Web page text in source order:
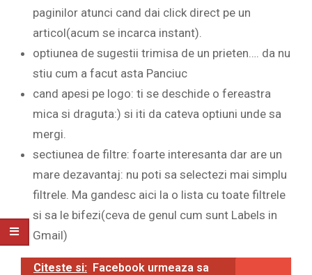
paginilor atunci cand dai click direct pe un
articol(acum se incarca instant).
optiunea de sugestii trimisa de un prieten…. da nu
stiu cum a facut asta Panciuc
cand apesi pe logo: ti se deschide o fereastra
mica si draguta:) si iti da cateva optiuni unde sa
mergi.
sectiunea de filtre: foarte interesanta dar are un
mare dezavantaj: nu poti sa selectezi mai simplu
filtrele. Ma gandesc aici la o lista cu toate filtrele
si sa le bifezi(ceva de genul cum sunt Labels in
Gmail)
Citeste si: Facebook urmeaza sa